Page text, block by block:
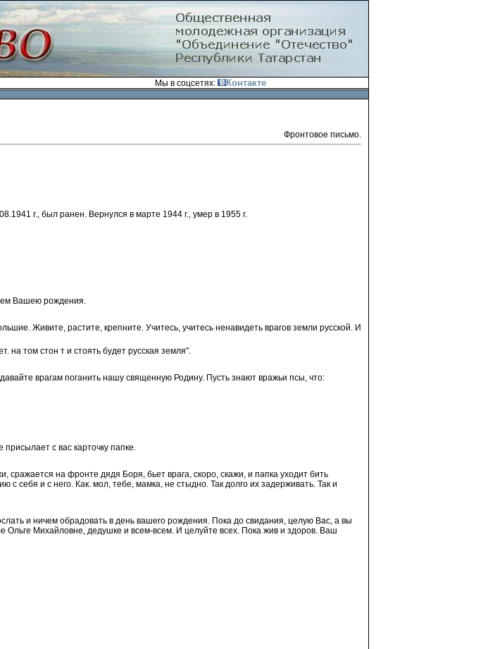
Мы в соцсетях: Контакте
Фронтовое письмо.
г., был ранен. Вернулся в марте 1944 г., умер в 1955 г.
Вашею рождения.
Живите, растите, крепните. Учитесь, учитесь ненавидеть врагов земли русской. И
на том стон т и стоять будет русская земля".
врагам поганить нашу священную Родину. Пусть знают вражьи псы, что:
с вас карточку папке.
сражается на фронте дядя Боря, бьет врага, скоро, скажи, и папка уходит бить
себя и с него. Как. мол, тебе, мамка, не стыдно. Так долго их задерживать. Так и
и ничем обрадовать в день вашего рождения. Пока до свидания, целую Вас, а вы
Ольге Михайловне, дедушке и всем-всем. И целуйте всех. Пока жив и здоров. Ваш